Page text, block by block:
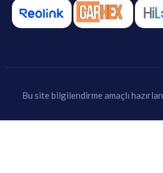
Bu site bilgilendirme amaçlı